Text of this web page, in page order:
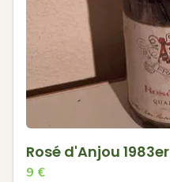
Rosé d'Anjou 1983er
9 €